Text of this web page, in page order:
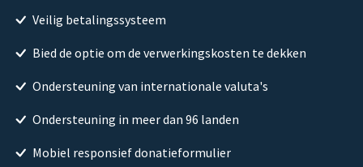
Veilig betalingssysteem
Bied de optie om de verwerkingskosten te dekken
Ondersteuning van internationale valuta's
Ondersteuning in meer dan 96 landen
Mobiel responsief donatieformulier